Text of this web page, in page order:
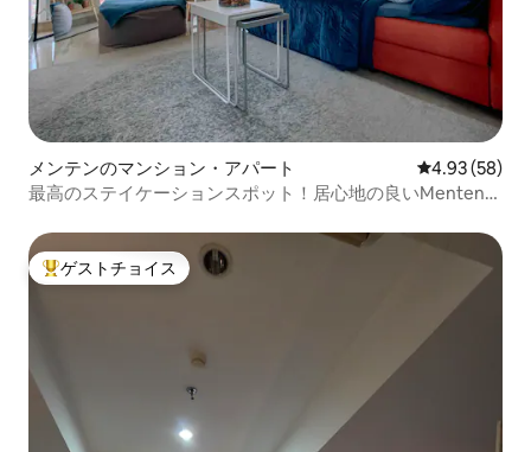
メンテンのマンション・アパート レビュー58
4.93 (58)
最高のステイケーションスポット！居心地の良いMenteng
大好評のゲストチョイスです。
ゲストチョイス